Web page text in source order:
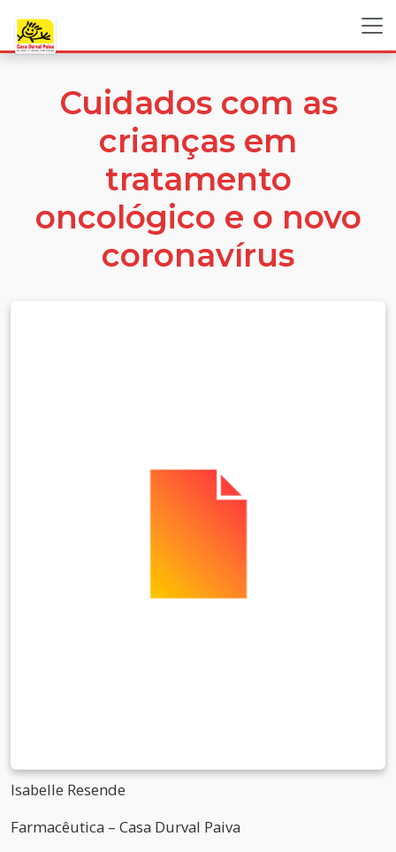
Cuidados com as
crianças em
tratamento
oncológico e o novo
coronavírus
Isabelle Resende
Farmacêutica – Casa Durval Paiva